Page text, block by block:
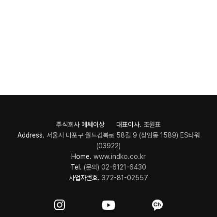
주식회사 메쎄이상 대표이사. 조원표
Address. 서울시 마포구 월드컵북로 58길 9 (상암동 1589) ES타워
(03922)
Home. www.indko.co.kr
Tel. (문의) 02-6121-6430
사업자번호. 372-81-02557